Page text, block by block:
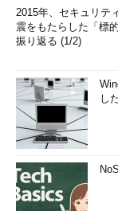
2015年、セキュリテ
震をもたらした「標
振り返る (1/2)
し